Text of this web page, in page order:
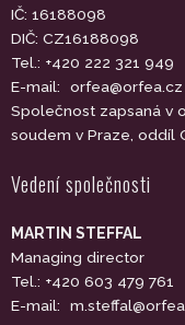
IČ: 16188098
DIČ: CZ16188098
Tel.: +420 222 321 949
E-mail:
orfea@orfea.cz
Společnost zapsaná v
soudem v Praze, oddíl
Vedení společnosti
MARTIN STEFFAL
Managing director
Tel.: +420 603 479 761
E-mail: